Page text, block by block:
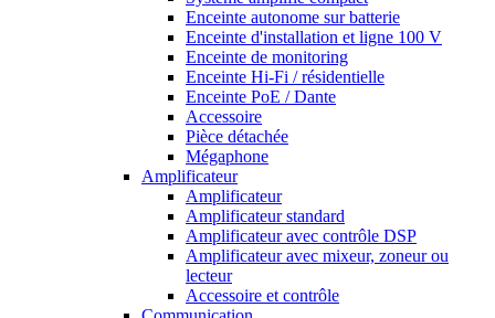
Enceinte autonome sur batterie
Enceinte d'installation et ligne 100 V
Enceinte de monitoring
Enceinte Hi-Fi / résidentielle
Enceinte PoE / Dante
Accessoire
Pièce détachée
Mégaphone
Amplificateur
Amplificateur
Amplificateur standard
Amplificateur avec contrôle DSP
Amplificateur avec mixeur, zoneur ou
lecteur
Accessoire et contrôle